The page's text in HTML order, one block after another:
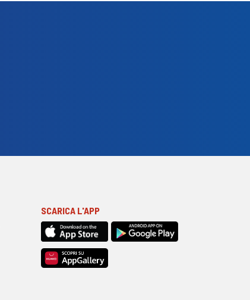
SCARICA L'APP